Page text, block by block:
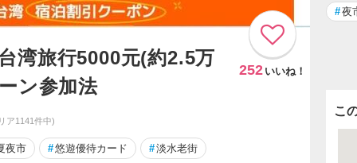
湾旅行5000元(約2.5万
ン参加法
252 いいね！
ア1141件中)
夜市 #悠遊優待カード #淡水老街
#夜
こ